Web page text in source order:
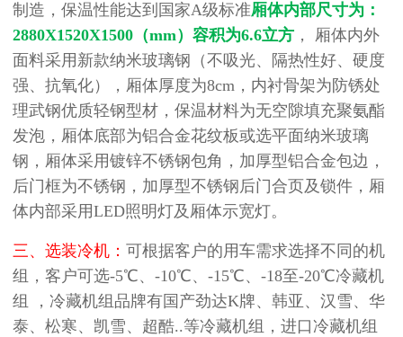
制造，保温性能达到国家A级标准厢体内部尺寸为：
2880X1520X1500（mm）容积为6.6立方， 厢体内外
面料采用新款纳米玻璃钢（不吸光、隔热性好、硬度
强、抗氧化），厢体厚度为8cm，内衬骨架为防锈处
理武钢优质轻钢型材，保温材料为无空隙填充聚氨酯
发泡，厢体底部为铝合金花纹板或选平面纳米玻璃
钢，厢体采用镀锌不锈钢包角，加厚型铝合金包边，
后门框为不锈钢，加厚型不锈钢后门合页及锁件，厢
体内部采用LED照明灯及厢体示宽灯。
三、选装冷机： 可根据客户的用车需求选择不同的机
组，客户可选-5℃、-10℃、-15℃、-18至-20℃冷藏机
组 ，冷藏机组品牌有国产劲达K牌、韩亚、汉雪、华
泰、松寒、凯雪、超酷..等冷藏机组，进口冷藏机组